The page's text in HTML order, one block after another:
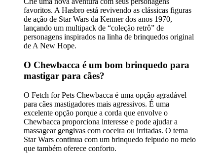
favoritos. A Hasbro está revivendo as clássicas figuras
de ação de Star Wars da Kenner dos anos 1970,
lançando um multipack de “coleção retrô” de
personagens inspirados na linha de brinquedos original
de A New Hope.
O Chewbacca é um bom brinquedo para
mastigar para cães?
O Fetch for Pets Chewbacca é uma opção agradável
para cães mastigadores mais agressivos. É uma
excelente opção porque a corda que envolve o
Chewbacca proporciona interesse e pode ajudar a
massagear gengivas com coceira ou irritadas. O tema
Star Wars continua com um brinquedo felpudo no meio
que também oferece conforto.